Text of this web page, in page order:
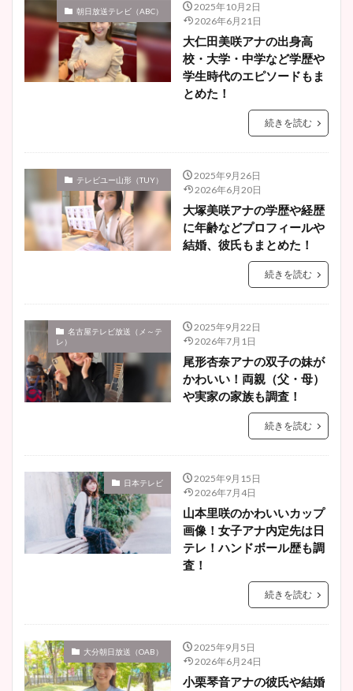
朝日放送テレビ（ABC）
2025年10月2日
2026年6月21日
大仁田美咲アナの出身高
校・大学・中学など学歴や
学生時代のエピソードもま
とめた！
続きを読む
テレビユー山形（TUY）
2025年9月26日
2026年6月20日
大塚美咲アナの学歴や経歴
に年齢などプロフィールや
結婚、彼氏もまとめた！
続きを読む
名古屋テレビ放送（メ～テ
レ）
2025年9月22日
2026年7月1日
尾形杏奈アナの双子の妹が
かわいい！両親（父・母）
や実家の家族も調査！
続きを読む
日本テレビ
2025年9月15日
2026年7月4日
山本里咲のかわいいカップ
画像！女子アナ内定先は日
テレ！ハンドボール歴も調
査！
続きを読む
大分朝日放送（OAB）
2025年9月5日
2026年6月24日
小栗琴音アナの彼氏や結婚